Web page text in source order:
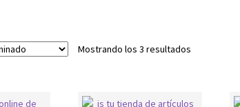
Mostrando los 3 resultados